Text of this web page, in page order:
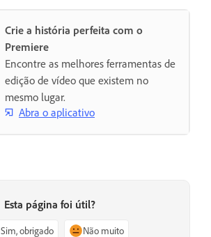
Crie a história perfeita com o
Premiere
Encontre as melhores ferramentas de
edição de vídeo que existem no
mesmo lugar.
Abra o aplicativo
Esta página foi útil?
Sim, obrigado Não muito